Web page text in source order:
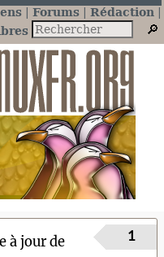
Forums
Rédaction
à jour de
1